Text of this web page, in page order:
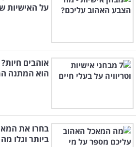
על האישיות
אוהבים
הוא המתנה
בחרו את
ביותר וגלו